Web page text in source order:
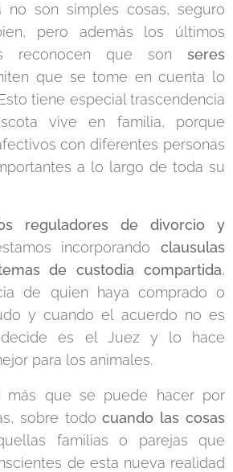
no son simples cosas, seguro
pero además los últimos
reconocen que son seres
que se tome en cuenta lo
tiene especial trascendencia
vive en familia, porque
con diferentes personas
a lo largo de toda su
reguladores de divorcio y
incorporando clausulas
de custodia compartida,
de quien haya comprado o
y cuando el acuerdo no es
es el Juez y lo hace
para los animales.
más que se puede hacer por
sobre todocuando las cosas
familias o parejas que
de esta nueva realidad